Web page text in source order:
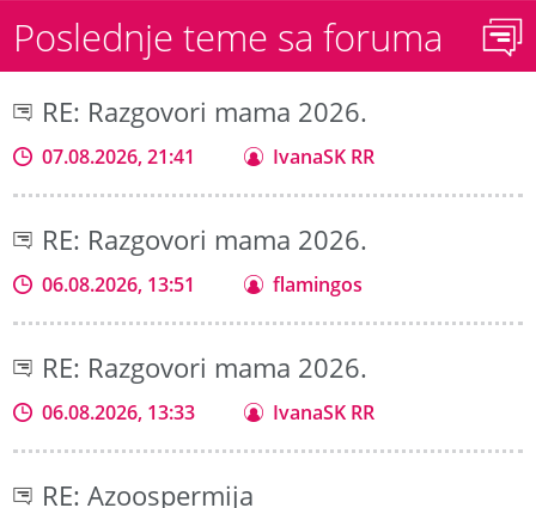
Poslednje teme sa foruma
RE: Razgovori mama 2026.
07.08.2026, 21:41 IvanaSK RR
RE: Razgovori mama 2026.
06.08.2026, 13:51 flamingos
RE: Razgovori mama 2026.
06.08.2026, 13:33 IvanaSK RR
RE: Azoospermija